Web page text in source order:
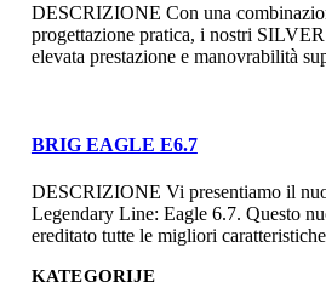
DESCRIZIONE Con una
progettazione pratica, i nostri
elevata prestazione e manovrabilità
BRIG EAGLE E6.7
DESCRIZIONE Vi presentiamo il
Legendary Line: Eagle 6.7. Questo
ereditato tutte le migliori
KATEGORIJE